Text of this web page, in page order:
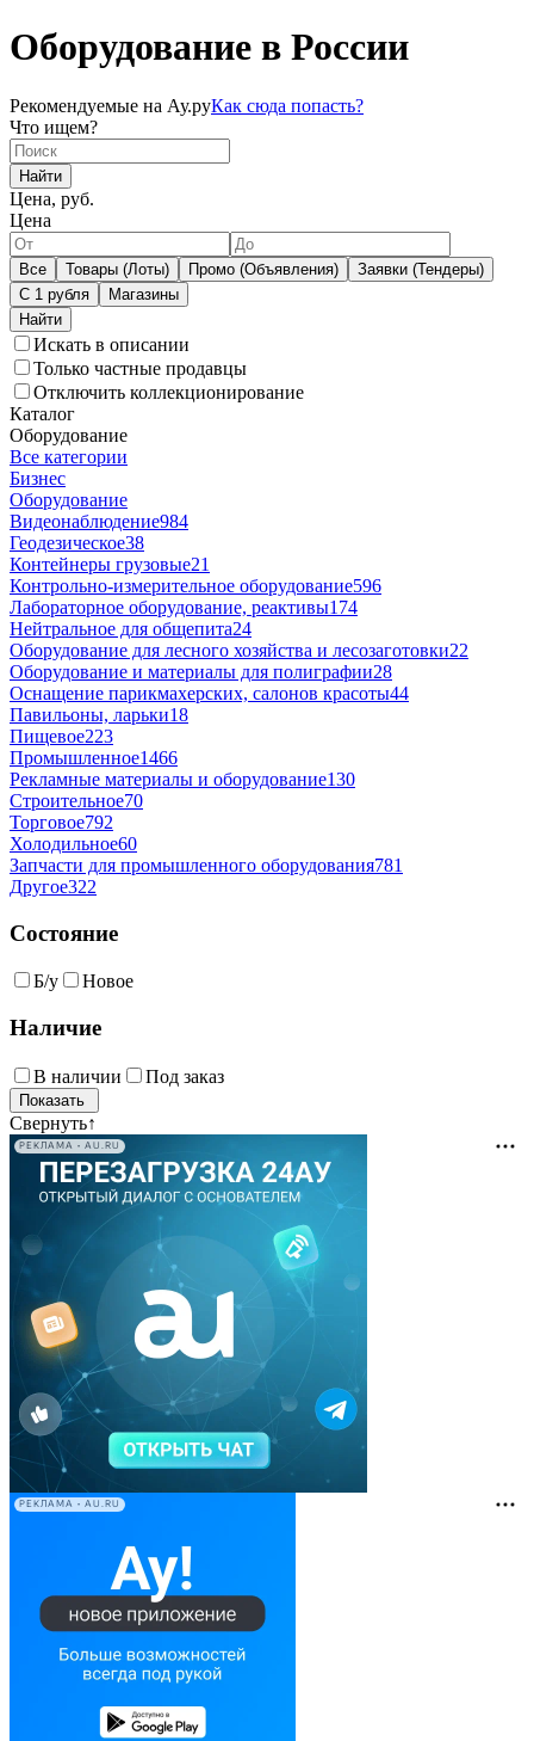
Оборудование в России
Рекомендуемые на Ау.руКак сюда попасть?
Что ищем?
Найти
Цена, руб.
Цена
Все Товары (Лоты) Промо (Объявления)
Заявки (Тендеры)
С 1 рубля
Магазины
Искать в описании
Только частные продавцы
Отключить коллекционирование
Каталог
Оборудование
Все категории
Бизнес
Оборудование
Видеонаблюдение984
Геодезическое38
Контейнеры грузовые21
Контрольно-измерительное оборудование596
Лабораторное оборудование, реактивы174
Нейтральное для общепита24
Оборудование для лесного хозяйства и лесозаготовки22
Оборудование и материалы для полиграфии28
Оснащение парикмахерских, салонов красоты44
Павильоны, ларьки18
Пищевое223
Промышленное1466
Рекламные материалы и оборудование130
Строительное70
Торговое792
Холодильное60
Запчасти для промышленного оборудования781
Другое322
Состояние
Б/у Новое
Наличие
В наличии Под заказ
Свернуть↑
РЕКЛАМА • AU.RU
РЕКЛАМА • AU.RU